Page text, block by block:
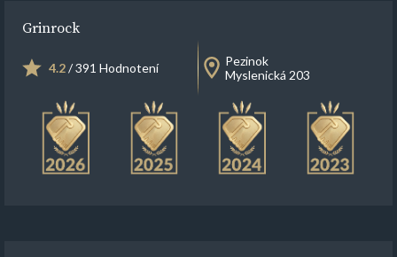
Grinrock
4.2/ 391 Hodnotení
Pezinok
Myslenická 203